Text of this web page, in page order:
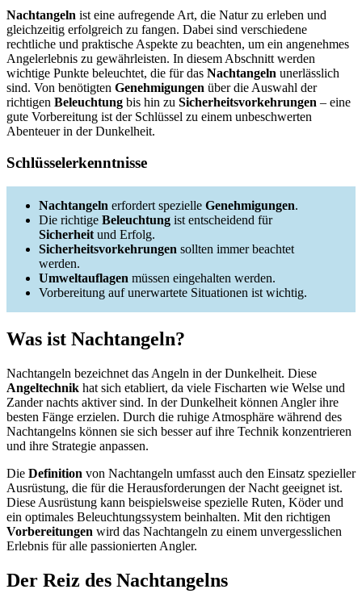
Nachtangeln ist eine aufregende Art, die Natur zu erleben und
gleichzeitig erfolgreich zu fangen. Dabei sind verschiedene
rechtliche und praktische Aspekte zu beachten, um ein angenehmes
Angelerlebnis zu gewährleisten. In diesem Abschnitt werden
wichtige Punkte beleuchtet, die für das Nachtangeln unerlässlich
sind. Von benötigten Genehmigungen über die Auswahl der
richtigen Beleuchtung bis hin zu Sicherheitsvorkehrungen – eine
gute Vorbereitung ist der Schlüssel zu einem unbeschwerten
Abenteuer in der Dunkelheit.
Schlüsselerkenntnisse
Nachtangeln erfordert spezielle Genehmigungen.
Die richtige Beleuchtung ist entscheidend für
Sicherheit und Erfolg.
Sicherheitsvorkehrungen sollten immer beachtet
werden.
Umweltauflagen müssen eingehalten werden.
Vorbereitung auf unerwartete Situationen ist wichtig.
Was ist Nachtangeln?
Nachtangeln bezeichnet das Angeln in der Dunkelheit. Diese
Angeltechnik hat sich etabliert, da viele Fischarten wie Welse und
Zander nachts aktiver sind. In der Dunkelheit können Angler ihre
besten Fänge erzielen. Durch die ruhige Atmosphäre während des
Nachtangelns können sie sich besser auf ihre Technik konzentrieren
und ihre Strategie anpassen.
Die Definition von Nachtangeln umfasst auch den Einsatz spezieller
Ausrüstung, die für die Herausforderungen der Nacht geeignet ist.
Diese Ausrüstung kann beispielsweise spezielle Ruten, Köder und
ein optimales Beleuchtungssystem beinhalten. Mit den richtigen
Vorbereitungen wird das Nachtangeln zu einem unvergesslichen
Erlebnis für alle passionierten Angler.
Der Reiz des Nachtangelns